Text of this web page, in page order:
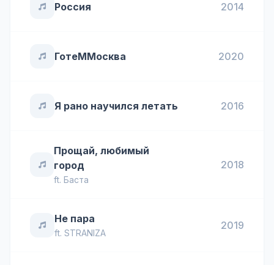
Россия 2014
ГотеMMосква 2020
Я рано научился летать 2016
Прощай, любимый
город
ft.Баста
2018
Не пара
ft. STRANIZA
2019